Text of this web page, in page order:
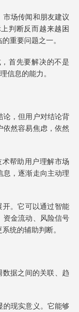
市场传闻和朋友建议
判断反而越来越困
重要问题之一。
首先要解决的不是
信息的能力。
论，但用户对结论背
依然容易焦虑，依然
帮助用户理解市场
息，逐渐走向主动理
开。它可以通过智能
资金流动、风险信号
统的辅助判断。
据之间的关联、趋
的现实意义。它能够